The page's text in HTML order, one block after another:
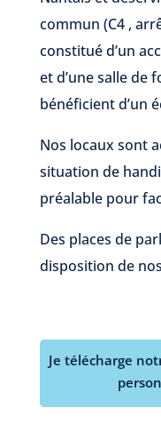
commun (C4 ,
constitué d’un
et d’une salle de
bénéficient d’un
Nos locaux sont
situation de
préalable pour
Des places de
disposition de
Je télécharge